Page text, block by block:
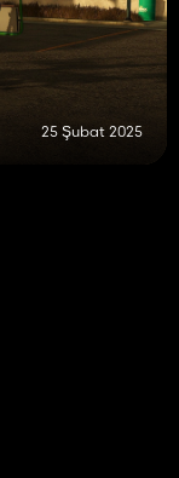
25 Şubat 2025